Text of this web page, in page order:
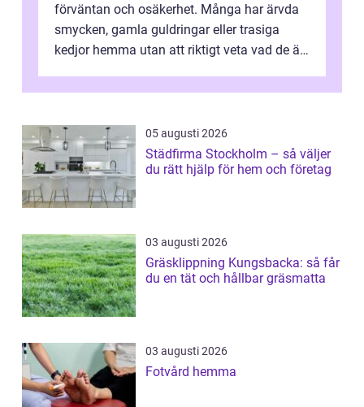
förväntan och osäkerhet. Många har ärvda
smycken, gamla guldringar eller trasiga
kedjor hemma utan att riktigt veta vad de är
05 augusti 2026
Städfirma Stockholm – så väljer
du rätt hjälp för hem och företag
03 augusti 2026
Gräsklippning Kungsbacka: så får
du en tät och hållbar gräsmatta
03 augusti 2026
Fotvård hemma